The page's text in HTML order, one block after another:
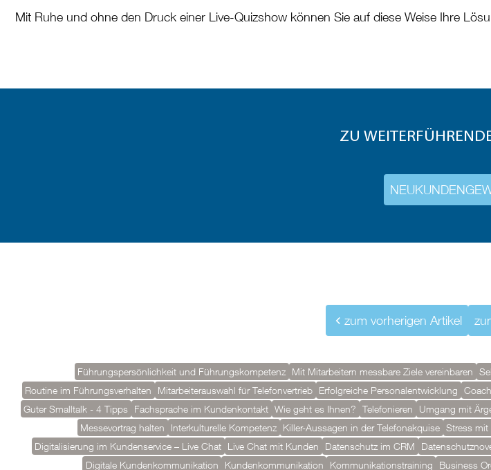
Mit Ruhe und ohne den Druck einer Live-Quizshow können Sie auf diese Weise Ihre
ZU
zum vorherigen Artikel
Führungspersönlichkeit und Führungskompetenz Mit Mitarbeitern messbare Ziele vereinbaren
Routine im Führungsverhalten
Mitarbeiterauswahl für Telefonvertrieb Erfolgreiche Personalentwicklung
Guter Smalltalk - 4 Tipps
Fachsprache im Kundenkontakt Wie geht es Ihnen? Telefonieren Umgang mit
Messevortrag halten
Interkulturelle Kompetenz Killer-Aussagen in der Telefonakquise Stress mit
Digitalisierung im Kundenservice – Live Chat
Live Chat mit Kunden Datenschutz im CRM
Digitale Kundenkommunikation
Kundenkommunikation Kommunikationstraining Business